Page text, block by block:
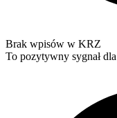
Brak wpisów w KRZ
To pozytywny sygnał